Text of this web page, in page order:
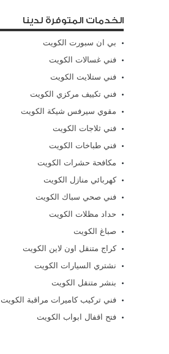
الخدمات المتوفرة لدينا
بي ان سبورت الكويت
فني غسالات الكويت
فني ستلايت الكويت
فني تكييف مركزي الكويت
مقوي سيرفس شيكة الكويت
فني ثلاجات الكويت
فني طباخات الكويت
مكافحة حشرات الكويت
كهربائي منازل الكويت
فني صحي سباك الكويت
حداد مظلات الكويت
صباغ الكويت
كراج متنقل اون لاين الكويت
نشتري السيارات الكويت
بنشر متنقل الكويت
فني تركيب كاميرات مراقبة الكويت
فتح اقفال ابواب الكويت